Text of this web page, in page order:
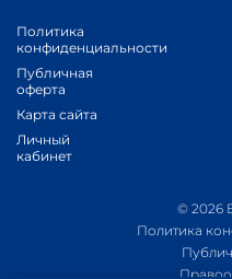
Политика
конфиденциальности
Публичная
оферта
Карта сайта
Личный
кабинет
© 2026
Политика